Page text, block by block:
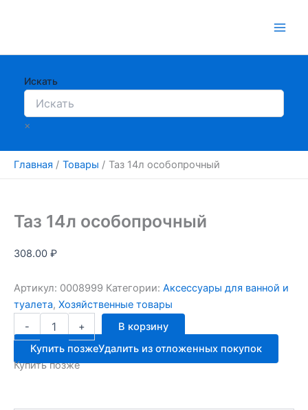
Искать
×
Главная Товары Таз 14л особопрочный
Таз 14л особопрочный
308.00 ₽
Артикул: 0008999 Категории: Аксессуары для ванной и
туалета, Хозяйственные товары
-
Количество
товара
14л
особопрочный
+
В корзину
Купить позжеУдалить из отложенных покупок
Купить позже